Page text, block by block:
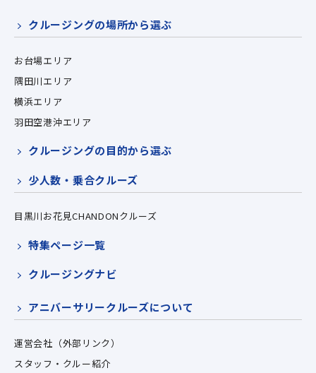
クルージングの場所から選ぶ
お台場エリア
隅田川エリア
横浜エリア
羽田空港沖エリア
クルージングの目的から選ぶ
少人数・乗合クルーズ
目黒川お花見CHANDONクルーズ
特集ページ一覧
クルージングナビ
アニバーサリークルーズについて
運営会社（外部リンク）
スタッフ・クルー紹介